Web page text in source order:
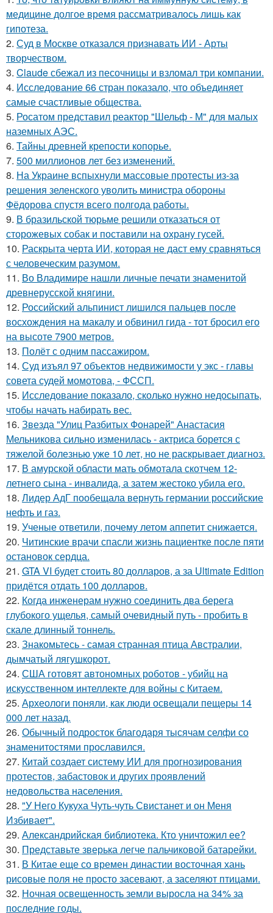
медицине долгое время рассматривалось лишь как
гипотеза.
2. Суд в Москве отказался признавать ИИ - Арты
творчеством.
3. Claude сбежал из песочницы и взломал три компании.
4. Исследование 66 стран показало, что объединяет
самые счастливые общества.
5. Росатом представил реактор "Шельф - М" для малых
наземных АЭС.
6. Тайны древней крепости копорье.
7. 500 миллионов лет без изменений.
8. На Украине вспыхнули массовые протесты из-за
решения зеленского уволить министра обороны
Фёдорова спустя всего полгода работы.
9. В бразильской тюрьме решили отказаться от
сторожевых собак и поставили на охрану гусей.
10. Раскрыта черта ИИ, которая не даст ему сравняться
с человеческим разумом.
11. Во Владимире нашли личные печати знаменитой
древнерусской княгини.
12. Российский альпинист лишился пальцев после
восхождения на макалу и обвинил гида - тот бросил его
на высоте 7900 метров.
13. Полёт с одним пассажиром.
14. Суд изъял 97 объектов недвижимости у экс - главы
совета судей момотова, - ФССП.
15. Исследование показало, сколько нужно недосыпать,
чтобы начать набирать вес.
16. Звезда "Улиц Разбитых Фонарей" Анастасия
Мельникова сильно изменилась - актриса борется с
тяжелой болезнью уже 10 лет, но не раскрывает диагноз.
17. В амурской области мать обмотала скотчем 12-
летнего сына - инвалида, а затем жестоко убила его.
18. Лидер АдГ пообещала вернуть германии российские
нефть и газ.
19. Ученые ответили, почему летом аппетит снижается.
20. Читинские врачи спасли жизнь пациентке после пяти
остановок сердца.
21. GTA VI будет стоить 80 долларов, а за Ultimate Edition
придётся отдать 100 долларов.
22. Когда инженерам нужно соединить два берега
глубокого ущелья, самый очевидный путь - пробить в
скале длинный тоннель.
23. Знакомьтесь - самая странная птица Австралии,
дымчатый лягушкорот.
24. США готовят автономных роботов - убийц на
искусственном интеллекте для войны с Китаем.
25. Археологи поняли, как люди освещали пещеры 14
000 лет назад.
26. Обычный подросток благодаря тысячам селфи со
знаменитостями прославился.
27. Китай создает систему ИИ для прогнозирования
протестов, забастовок и других проявлений
недовольства населения.
28. "У Него Кукуха Чуть-чуть Свистанет и он Меня
Избивает".
29. Александрийская библиотека. Кто уничтожил ее?
30. Представьте зверька легче пальчиковой батарейки.
31. В Китае еще со времен династии восточная хань
рисовые поля не просто засевают, а заселяют птицами.
32. Ночная освещенность земли выросла на 34% за
последние годы.